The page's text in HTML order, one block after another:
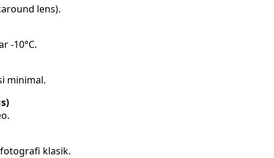
lens).
-10°C.
minimal.
klasik.